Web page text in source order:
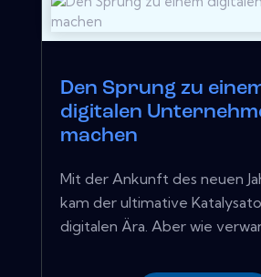
Den Sprung zu
digitalen
machen
Mit der Ankunft des neuen
kam der ultimative
digitalen Ära. Aber wie